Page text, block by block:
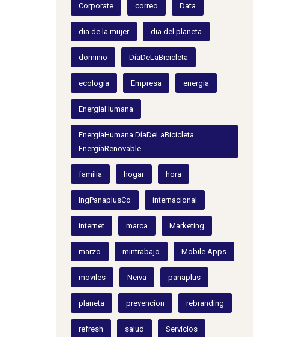
Corporate correo Data
dia de la mujer dia del planeta
dominio DíaDeLaBicicleta
ecologia Empresa energia
EnergíaHumana
EnergíaHumana DíaDeLaBicicleta
EnergíaRenovable
familia hogar hora
IngPanaplusCo internacional
internet marca Marketing
marzo mintrabajo Mobile Apps
moviles Neiva panaplus
planeta prevencion rebranding
refresh salud Servicios